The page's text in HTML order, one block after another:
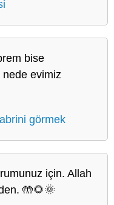
bise
nede evimiz
görmek
için. Allah
🤲🌻🌞